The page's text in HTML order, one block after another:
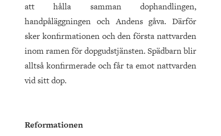
att hålla samman dophandlingen,
handpåläggningen och Andens gåva. Därför
sker konfirmationen och den första nattvarden
inom ramen för dopgudstjänsten. Spädbarn blir
alltså konfirmerade och får ta emot nattvarden
vid sitt dop.
Reformationen